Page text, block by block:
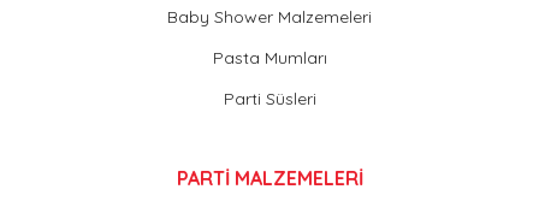
Baby Shower Malzemeleri
Pasta Mumları
Parti Süsleri
PARTİ MALZEMELERİ